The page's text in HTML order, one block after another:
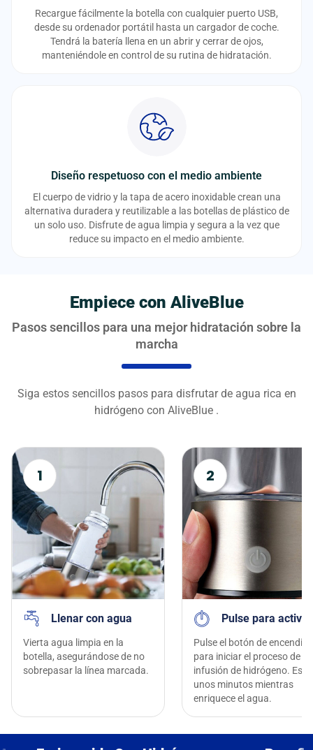
Recargue fácilmente la botella con cualquier puerto USB,
desde su ordenador portátil hasta un cargador de coche.
Tendrá la batería llena en un abrir y cerrar de ojos,
manteniéndole en control de su rutina de hidratación.
Diseño respetuoso con el medio ambiente
El cuerpo de vidrio y la tapa de acero inoxidable crean una
alternativa duradera y reutilizable a las botellas de plástico de
un solo uso. Disfrute de agua limpia y segura a la vez que
reduce su impacto en el medio ambiente.
Empiece con AliveBlue
Pasos sencillos para una mejor hidratación sobre la
marcha
Siga estos sencillos pasos para disfrutar de agua rica en
hidrógeno con AliveBlue .
1
Llenar con agua
Vierta agua limpia en la
botella, asegurándose de no
sobrepasar la línea marcada.
2
Pulse para activar
Pulse el botón de encendido
para iniciar el proceso de
infusión de hidrógeno.
unos minutos mientras
enriquece el agua.